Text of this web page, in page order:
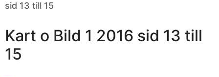
sid 13 till 15
Kart o Bild 1 2016 sid 13 till
15